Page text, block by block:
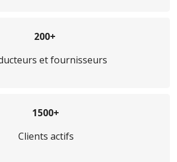
200+
et fournisseurs
1500+
Clients actifs